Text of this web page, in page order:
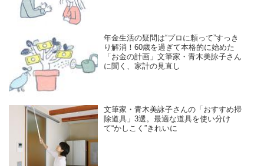
年金生活の疑問は“プロに頼って”すっき
り解消！60歳を過ぎて本格的に始めた
「お金の計画」文筆家・青木美詠子さん
に聞く、家計の見直し
文筆家・青木美詠子さんの「おすすめ掃
除道具」3選。最適な道具を使い分け
て“かしこく”きれいに